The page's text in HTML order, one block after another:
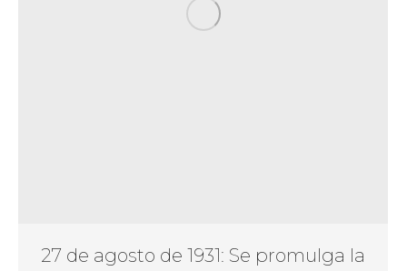
27 de agosto de 1931: Se promulga la